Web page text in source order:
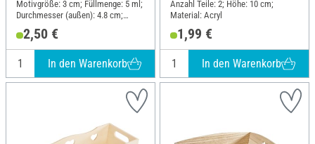
Motivgröße: 3 cm; Füllmenge: 5 ml;
Durchmesser (außen): 4.8 cm;
2,50 €
In den Warenkorb
Anzahl Teile: 2; Höhe: 10 cm;
Material: Acryl
1,99 €
In den Warenkorb